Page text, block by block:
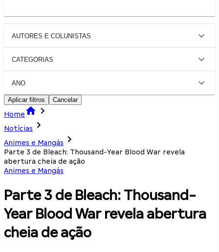
AUTORES E COLUNISTAS
CATEGORIAS
ANO
Aplicar filtros Cancelar
Home
Notícias
Animes e Mangás
Parte 3 de Bleach: Thousand-Year Blood War revela
abertura cheia de ação
Animes e Mangás
Parte 3 de Bleach: Thousand-
Year Blood War revela abertura
cheia de ação